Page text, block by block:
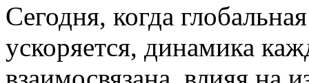
Сегодня, когда
ускоряется, динамика